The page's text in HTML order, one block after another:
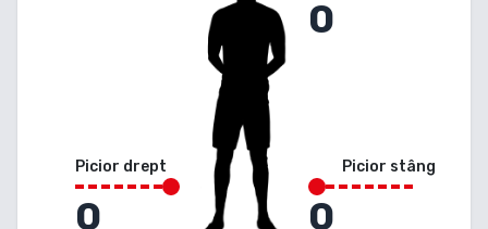
Picior drept
0
0
Picior stâng
0